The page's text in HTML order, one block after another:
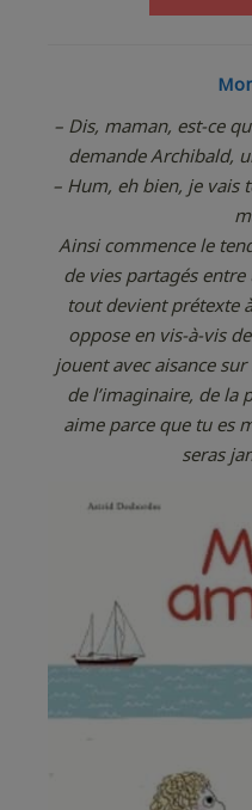
– Dis, maman, est-ce
demande Archibald,
– Hum, eh bien, je vais
Ainsi commence le
de vies partagés
tout devient prétexte
oppose en vis-à-vis
jouent avec aisance
de l’imaginaire, de la
aime parce que tu es
seras